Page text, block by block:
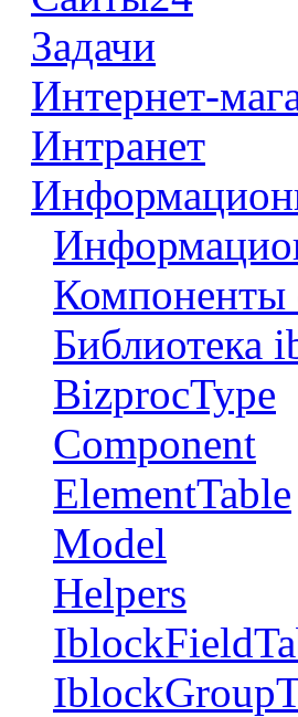
Задачи
Интернет-
Интранет
Компоненты
Библиотека
BizprocType
Component
ElementTable
Model
Helpers